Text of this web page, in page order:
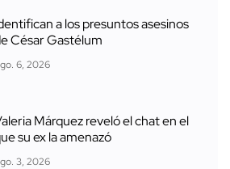
a los presuntos asesinos
César Gastélum
6, 2026
Márquez reveló el chat en el
su ex la amenazó
3, 2026